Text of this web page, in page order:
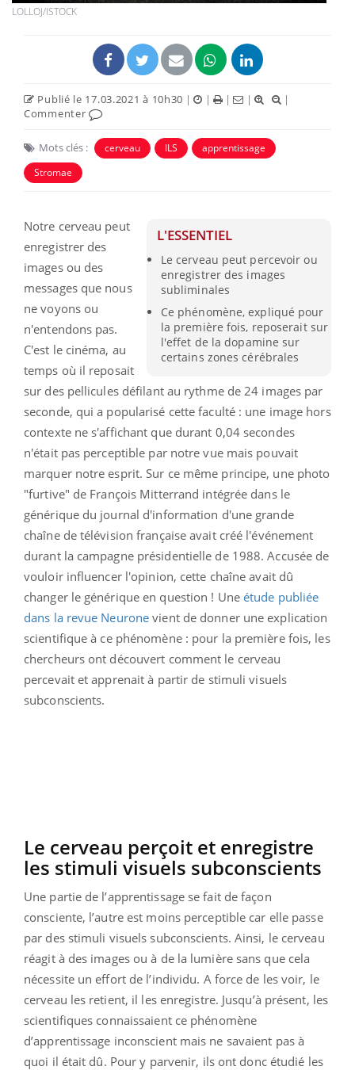
LOLLOJ/ISTOCK
Publié le 17.03.2021 à 10h30 | | | |
|
Commenter
Mots clés : cerveau ILS
apprentissage
Stromae
L'ESSENTIEL
Le cerveau peut percevoir ou
enregistrer des images
subliminales
Ce phénomène, expliqué pour
la première fois, reposerait sur
l'effet de la dopamine sur
certains zones cérébrales
Notre cerveau peut
enregistrer des
images ou des
messages que nous
ne voyons ou
n'entendons pas.
C'est le cinéma, au
temps où il reposait
sur des pellicules défilant au rythme de 24 images par
seconde, qui a popularisé cette faculté : une image hors
contexte ne s'affichant que durant 0,04 secondes
n'était pas perceptible par notre vue mais pouvait
marquer notre esprit. Sur ce même principe, une photo
"furtive" de François Mitterrand intégrée dans le
générique du journal d'information d'une grande
chaîne de télévision française avait créé l'événement
durant la campagne présidentielle de 1988. Accusée de
vouloir influencer l'opinion, cette chaîne avait dû
changer le générique en question ! Une étude publiée
dans la revue Neurone vient de donner une explication
scientifique à ce phénomène : pour la première fois, les
chercheurs ont découvert comment le cerveau
percevait et apprenait à partir de stimuli visuels
subconscients.
Le cerveau perçoit et enregistre
les stimuli visuels subconscients
Une partie de l’apprentissage se fait de façon
consciente, l’autre est moins perceptible car elle passe
par des stimuli visuels subconscients. Ainsi, le cerveau
réagit à des images ou à de la lumière sans que cela
nécessite un effort de l’individu. A force de les voir, le
cerveau les retient, il les enregistre. Jusqu’à présent, les
scientifiques connaissaient ce phénomène
d’apprentissage inconscient mais ne savaient pas à
quoi il était dû. Pour y parvenir, ils ont donc étudié les